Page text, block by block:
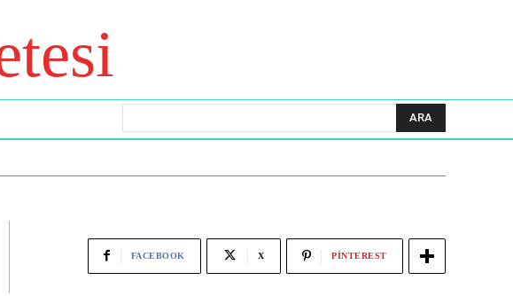
ARA
FACEBOOK X PINTEREST